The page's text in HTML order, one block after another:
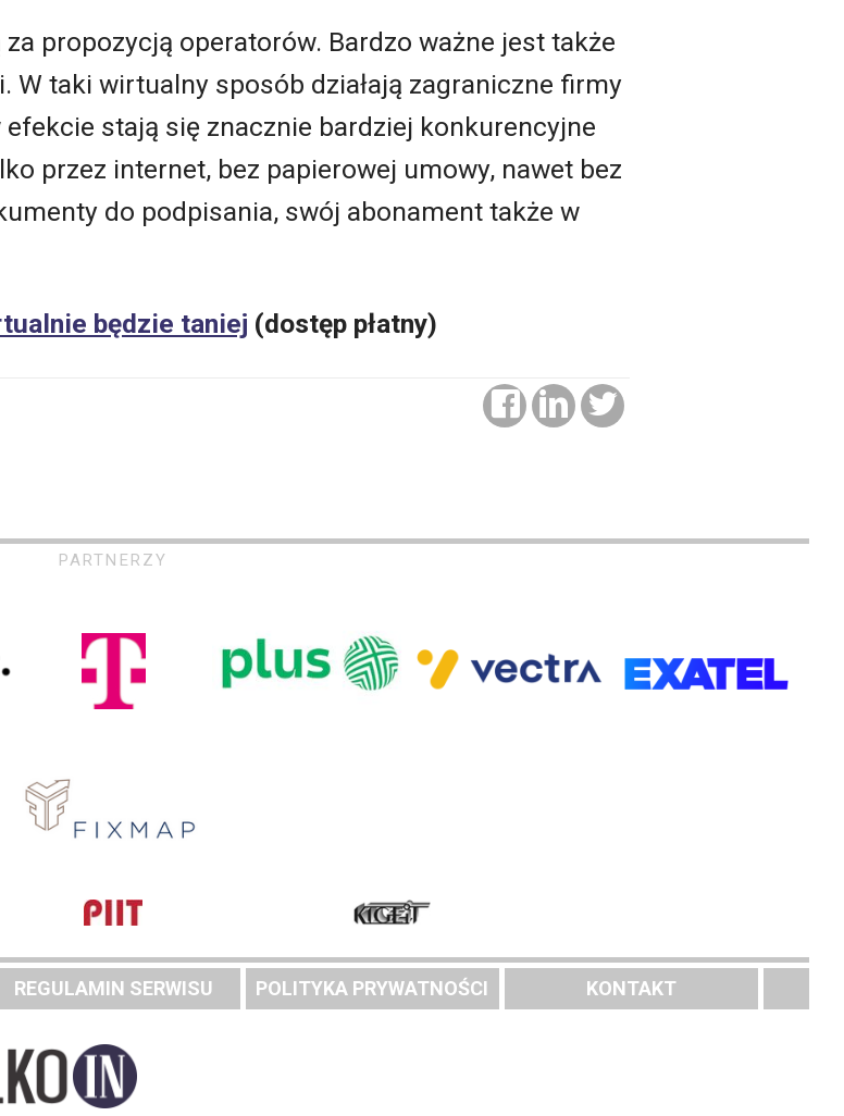
propozycją operatorów. Bardzo ważne jest także
W taki wirtualny sposób działają zagraniczne firmy
stają się znacznie bardziej konkurencyjne
przez internet, bez papierowej umowy, nawet bez
do podpisania, swój abonament także w
będzie taniej (dostęp płatny)
PARTNERZY
REGULAMIN SERWISU POLITYKA PRYWATNOŚCI KONTAKT